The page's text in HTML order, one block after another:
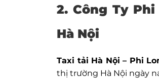
2. Công Ty Phi
Hà Nội
Taxi tải Hà Nội – Phi
thị trường Hà Nội ngày